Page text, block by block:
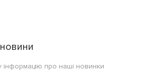
інформацію про наші новинки